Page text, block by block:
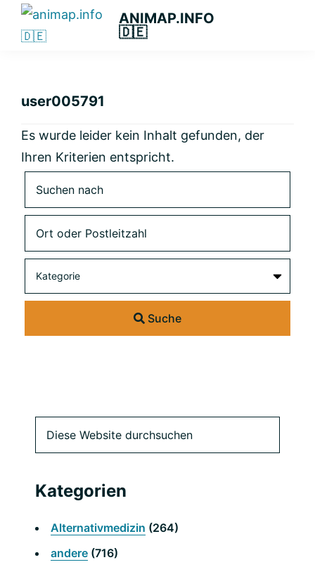
Hauptnavigation
Zum
Hauptinhalt
primären
ANIMAP.INFO
🇩🇪
Das
user005791
Es wurde leider kein Inhalt gefunden, der
Ihren Kriterien entspricht.
Suche
Primäre
Seitenleiste
Website
Kategorien
Alternativmedizin (264)
andere (716)